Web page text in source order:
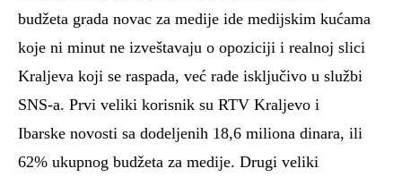
budžeta grada novac za medije ide medijskim kućama
koje ni minut ne izveštavaju o opoziciji i realnoj slici
Kraljeva koji se raspada, već rade isključivo u službi
SNS-a. Prvi veliki korisnik su RTV Kraljevo i
Ibarske novosti sa dodeljenih 18,6 miliona dinara, ili
62% ukupnog budžeta za medije. Drugi veliki